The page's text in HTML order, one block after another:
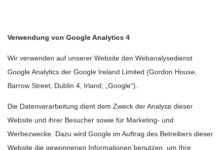
Verwendung von Google Analytics 4
Wir verwenden auf unserer Website den Webanalysedienst
Google Analytics der Google Ireland Limited (Gordon House,
Barrow Street, Dublin 4, Irland; „Google“).
Die Datenverarbeitung dient dem Zweck der Analyse dieser
Website und ihrer Besucher sowie für Marketing- und
Werbezwecke. Dazu wird Google im Auftrag des Betreibers dieser
Website die gewonnenen Informationen benutzen, um Ihre